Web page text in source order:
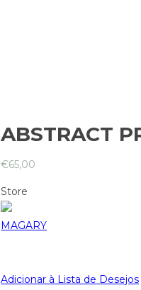
ABSTRACT
€65,00
Store
MAGARY
Adicionar à Lista de Desejos